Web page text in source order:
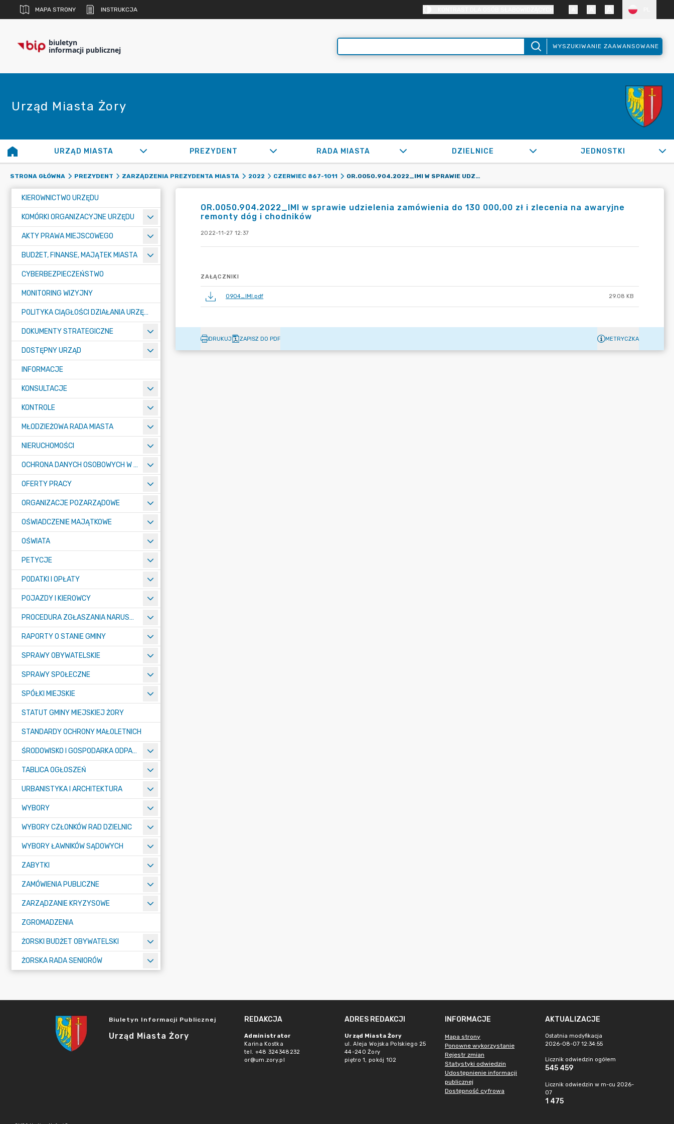
MAPA STRONY INSTRUKCJA
biuletyn
informacji publicznej WYSZUKIWANIE ZAAWANSOWANE
Urząd Miasta Żory
URZĄD MIASTA PREZYDENT RADA MIASTA DZIELNICE JEDNOSTKI
STRONA GŁÓWNA PREZYDENT ZARZĄDZENIA PREZYDENTA MIASTA 2022 CZERWIEC 867-1011 OR.0050.904.2022_IMI W SPRAWIE UDZIELENIA ZAMÓWIENIA DO 130 000,00 ZŁ I ZLECENIA NA AWARYJNE REMONTY DÓG I CHODNIKÓW
KIEROWNICTWO URZĘDU
KOMÓRKI ORGANIZACYJNE URZĘDU
AKTY PRAWA MIEJSCOWEGO
BUDŻET, FINANSE, MAJĄTEK MIASTA
CYBERBEZPIECZEŃSTWO
MONITORING WIZYJNY
POLITYKA CIĄGŁOŚCI DZIAŁANIA URZĘDU MIASTA ŻORY
DOKUMENTY STRATEGICZNE
DOSTĘPNY URZĄD
INFORMACJE
KONSULTACJE
KONTROLE
MŁODZIEŻOWA RADA MIASTA
NIERUCHOMOŚCI
OCHRONA DANYCH OSOBOWYCH W URZĘDZIE MIASTA ŻORY - RODO
OFERTY PRACY
ORGANIZACJE POZARZĄDOWE
OŚWIADCZENIE MAJĄTKOWE
OŚWIATA
PETYCJE
PODATKI I OPŁATY
POJAZDY I KIEROWCY
PROCEDURA ZGŁASZANIA NARUSZEŃ PRAWA
RAPORTY O STANIE GMINY
SPRAWY OBYWATELSKIE
SPRAWY SPOŁECZNE
SPÓŁKI MIEJSKIE
STATUT GMINY MIEJSKIEJ ŻORY
STANDARDY OCHRONY MAŁOLETNICH
ŚRODOWISKO I GOSPODARKA ODPADAMI
TABLICA OGŁOSZEŃ
URBANISTYKA I ARCHITEKTURA
WYBORY
WYBORY CZŁONKÓW RAD DZIELNIC
WYBORY ŁAWNIKÓW SĄDOWYCH
ZABYTKI
ZAMÓWIENIA PUBLICZNE
ZARZĄDZANIE KRYZYSOWE
ZGROMADZENIA
ŻORSKI BUDŻET OBYWATELSKI
ŻORSKA RADA SENIORÓW
OR.0050.904.2022_IMI w sprawie udzielenia zamówienia do 130 000,00 zł i zlecenia na awaryjne
remonty dóg i chodników
2022-11-27 12:37
ZAŁĄCZNIKI
0904_IMI.pdf 29.08 KB
DRUKUJ ZAPISZ DO PDF METRYCZKA
Biuletyn Informacji Publicznej
Urząd Miasta Żory
REDAKCJA
Administrator
Karina Kostka
tel. +48 324348232
or@um.zory.pl
ADRES REDAKCJI
Urząd Miasta Żory
ul. Aleja Wojska Polskiego 25
44-240 Żory
piętro 1, pokój 102
INFORMACJE
Mapa strony
Ponowne wykorzystanie
Rejestr zmian
Statystyki odwiedzin
Udostępnienie informacji
publicznej
Dostępność cyfrowa
AKTUALIZACJE
Ostatnia modyfikacja
2026-08-07 12:34:55
Licznik odwiedzin ogółem
545 459
Licznik odwiedzin w m-cu 2026-
07
1 475